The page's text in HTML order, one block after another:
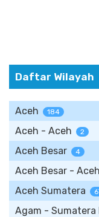
Daftar Wilayah
Aceh 184
Aceh - Aceh 2
Aceh Besar 4
Aceh Besar - Aceh
Aceh Sumatera
Agam - Sumatera